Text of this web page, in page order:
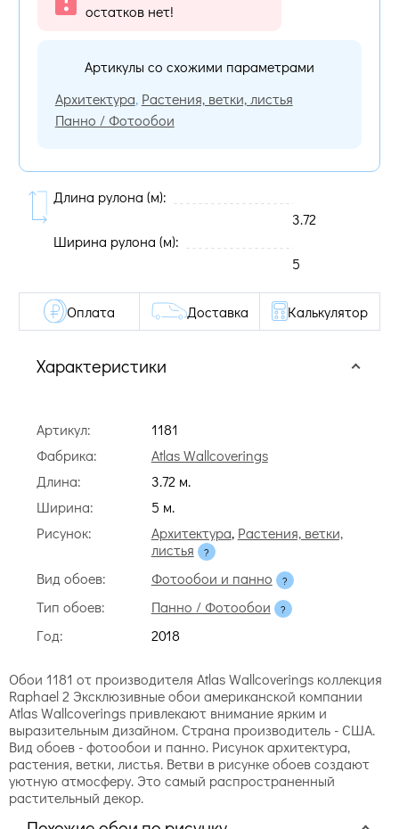
остатков нет!
Артикулы со схожими параметрами
Архитектура, Растения, ветки, листья
Панно / Фотообои
Длина рулона (м):
3.72
Ширина рулона (м):
5
Характеристики
Артикул:
1181
Фабрика:
Atlas Wallcoverings
Длина:
3.72 м.
Ширина:
5 м.
Рисунок:
Архитектура, Растения, ветки,
листья
Вид обоев:
Фотообои и панно
Тип обоев:
Панно / Фотообои
Год:
2018
Оплата Доставка Калькулятор
Обои 1181 от производителя Atlas Wallcoverings коллекция
Raphael 2 Эксклюзивные обои американской компании
Atlas Wallcoverings привлекают внимание ярким и
выразительным дизайном. Страна производитель - США.
Вид обоев - фотообои и панно. Рисунок архитектура,
растения, ветки, листья. Ветви в рисунке обоев создают
уютную атмосферу. Это самый распространенный
растительный декор.